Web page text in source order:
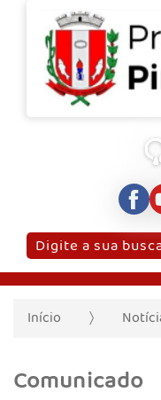
Pesquisar:
Início
Comunicado